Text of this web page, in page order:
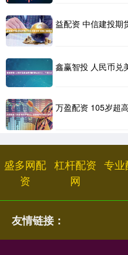
益配资 中信建投期
鑫赢智投 人民币兑
万盈配资 105岁超
盛多网配
资
杠杆配资
网
专
友情链接：